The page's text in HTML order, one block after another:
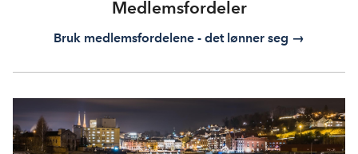
Medlemsfordeler
Bruk medlemsfordelene - det lønner seg →